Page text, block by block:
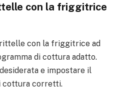
con la friggitrice
con la friggitrice ad
di cottura adatto.
e impostare il
cottura corretti.